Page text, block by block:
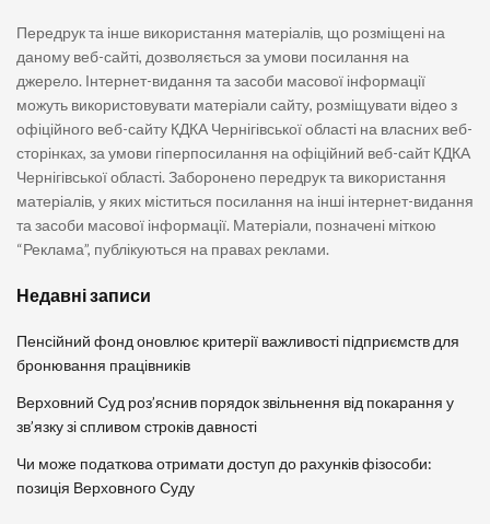
Передрук та інше використання матеріалів, що розміщені на
даному веб-сайті, дозволяється за умови посилання на
джерело. Інтернет-видання та засоби масової інформації
можуть використовувати матеріали сайту, розміщувати відео з
офіційного веб-сайту КДКА Чернігівської області на власних веб-
сторінках, за умови гіперпосилання на офіційний веб-сайт КДКА
Чернігівської області. Заборонено передрук та використання
матеріалів, у яких міститься посилання на інші інтернет-видання
та засоби масової інформації. Матеріали, позначені міткою
“Реклама”, публікуються на правах реклами.
Недавні записи
Пенсійний фонд оновлює критерії важливості підприємств для
бронювання працівників
Верховний Суд роз’яснив порядок звільнення від покарання у
зв’язку зі спливом строків давності
Чи може податкова отримати доступ до рахунків фізособи:
позиція Верховного Суду